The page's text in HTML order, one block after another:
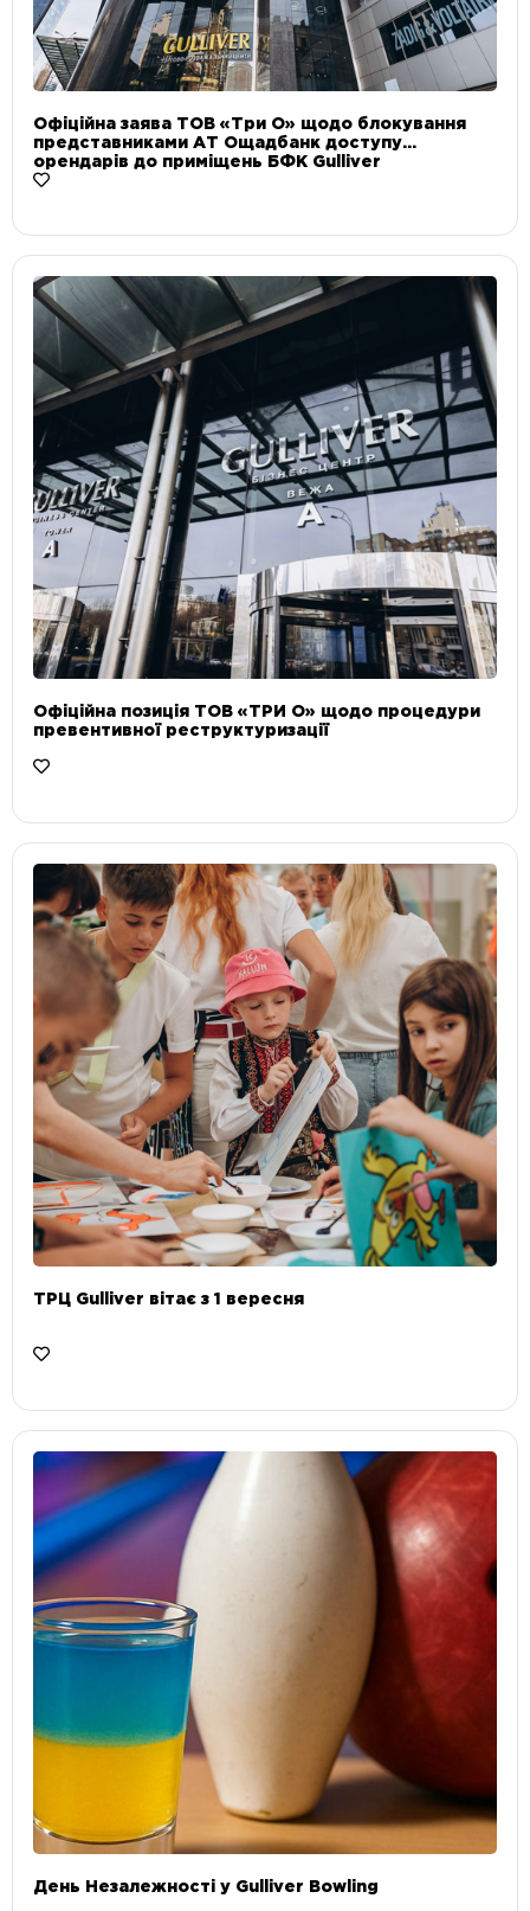
Офіційна заява ТОВ «Три О» щодо блокування
представниками АТ Ощадбанк доступу
орендарів до приміщень БФК Gulliver
Офіційна позиція ТОВ «ТРИ О» щодо процедури
превентивної реструктуризації
ТРЦ Gulliver вітає з 1 вересня
День Незалежності у Gulliver Bowling